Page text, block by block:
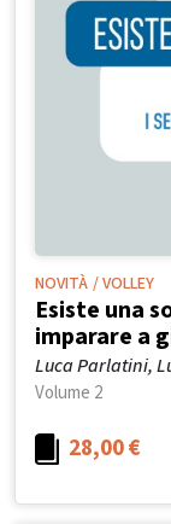
NOVITÀ / VOLLEY
Esiste una
imparare a
Luca Parlatini,
Volume 2
28,00€